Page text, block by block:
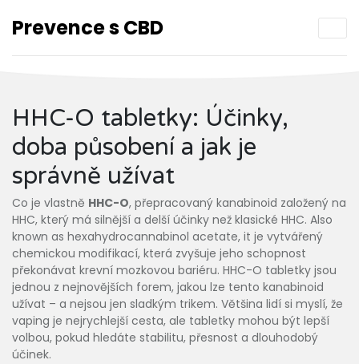
Prevence s CBD
HHC-O tabletky: Účinky,
doba působení a jak je
správně užívat
Co je vlastně HHC-O, přepracovaný kanabinoid založený na
HHC, který má silnější a delší účinky než klasické HHC. Also
known as hexahydrocannabinol acetate, it je vytvářený
chemickou modifikací, která zvyšuje jeho schopnost
překonávat krevní mozkovou bariéru. HHC-O tabletky jsou
jednou z nejnovějších forem, jakou lze tento kanabinoid
užívat – a nejsou jen sladkým trikem. Většina lidí si myslí, že
vaping je nejrychlejší cesta, ale tabletky mohou být lepší
volbou, pokud hledáte stabilitu, přesnost a dlouhodobý
účinek.